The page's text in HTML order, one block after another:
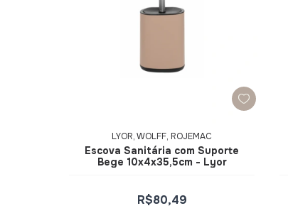
LYOR, WOLFF, ROJEMAC
Escova Sanitária com Suporte
Bege 10x4x35,5cm - Lyor
R$80,49